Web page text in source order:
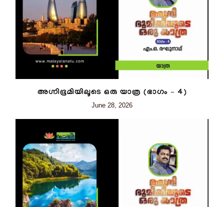
അഗ്നിഭൂമിയിലൂടെ ഒരു യാത്ര (ഭാഗം – 4)
June 28, 2026